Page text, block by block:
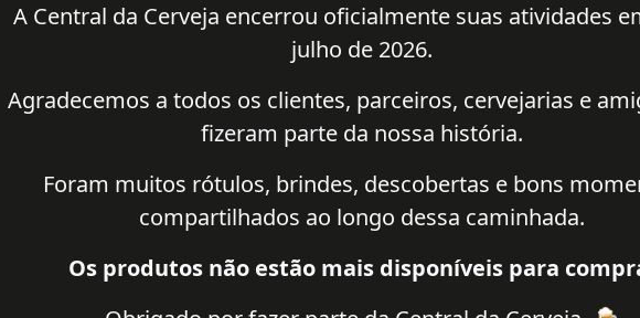
A Central da Cerveja encerrou oficialmente suas atividades
julho de 2026.
Agradecemos a todos os clientes, parceiros, cervejarias e
fizeram parte da nossa história.
Foram muitos rótulos, brindes, descobertas e bons
compartilhados ao longo dessa caminhada.
Os produtos não estão mais disponíveis para